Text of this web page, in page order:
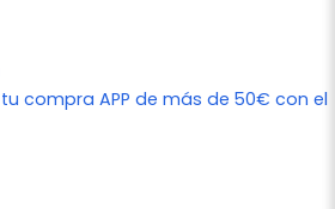
compra APP de más de 50€ con el